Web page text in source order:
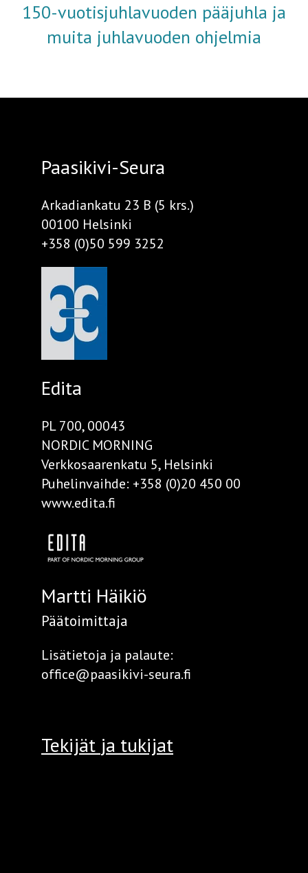
150-vuotisjuhlavuoden pääjuhla ja
muita juhlavuoden ohjelmia
Paasikivi-Seura
Arkadiankatu 23 B (5 krs.)
00100 Helsinki
+358 (0)50 599 3252
Edita
PL 700, 00043
NORDIC MORNING
Verkkosaarenkatu 5, Helsinki
Puhelinvaihde: +358 (0)20 450 00
www.edita.fi
Martti Häikiö
Päätoimittaja
Lisätietoja ja palaute:
office@paasikivi-seura.fi
Tekijät ja tukijat